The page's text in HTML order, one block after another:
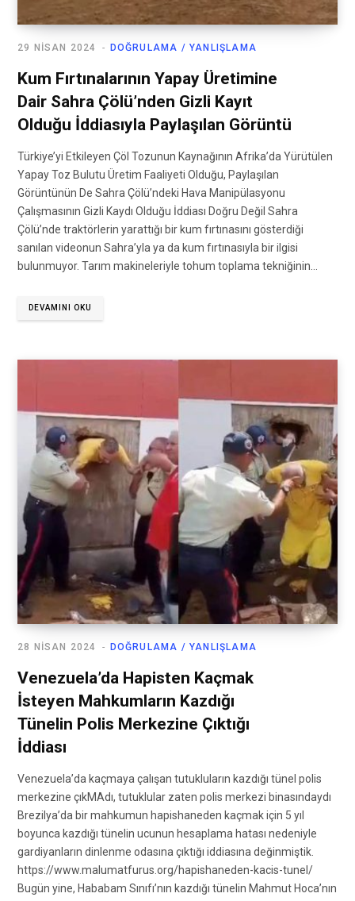
DOĞRULAMA / YANLIŞLAMA
29 NISAN 2024
Kum Fırtınalarının Yapay Üretimine
Dair Sahra Çölü’nden Gizli Kayıt
Olduğu İddiasıyla Paylaşılan Görüntü
Türkiye’yi Etkileyen Çöl Tozunun Kaynağının Afrika’da Yürütülen
Yapay Toz Bulutu Üretim Faaliyeti Olduğu, Paylaşılan
Görüntünün De Sahra Çölü’ndeki Hava Manipülasyonu
Çalışmasının Gizli Kaydı Olduğu İddiası Doğru Değil Sahra
Çölü’nde traktörlerin yarattığı bir kum fırtınasını gösterdiği
sanılan videonun Sahra’yla ya da kum fırtınasıyla bir ilgisi
bulunmuyor. Tarım makineleriyle tohum toplama tekniğinin…
DEVAMINI OKU
DOĞRULAMA / YANLIŞLAMA
28 NISAN 2024
Venezuela’da Hapisten Kaçmak
İsteyen Mahkumların Kazdığı
Tünelin Polis Merkezine Çıktığı
İddiası
Venezuela’da kaçmaya çalışan tutukluların kazdığı tünel polis
merkezine çıkMAdı, tutuklular zaten polis merkezi binasındaydı
Brezilya’da bir mahkumun hapishaneden kaçmak için 5 yıl
boyunca kazdığı tünelin ucunun hesaplama hatası nedeniyle
gardiyanların dinlenme odasına çıktığı iddiasına değinmiştik.
https://www.malumatfurus.org/hapishaneden-kacis-tunel/
Bugün yine, Hababam Sınıfı’nın kazdığı tünelin Mahmut Hoca’nın